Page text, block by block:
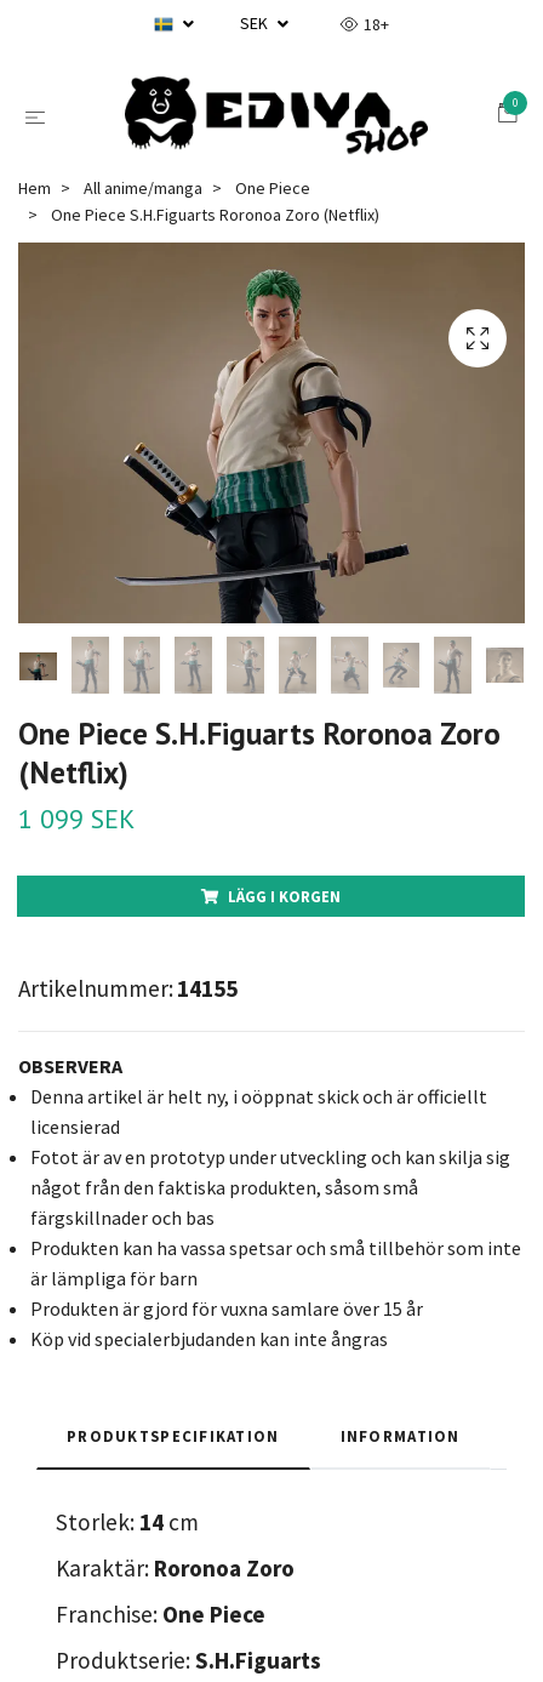
SEK 18+
0
Hem All anime/manga
One Piece
One Piece S.H.Figuarts Roronoa Zoro (Netflix)
One Piece S.H.Figuarts Roronoa Zoro
(Netflix)
1 099 SEK
LÄGG I KORGEN
Artikelnummer:14155
OBSERVERA
Denna artikel är helt ny, i oöppnat skick och är officiellt
licensierad
Fotot är av en prototyp under utveckling och kan skilja sig
något från den faktiska produkten, såsom små
färgskillnader och bas
Produkten kan ha vassa spetsar och små tillbehör som inte
är lämpliga för barn
Produkten är gjord för vuxna samlare över 15 år
Köp vid specialerbjudanden kan inte ångras
PRODUKTSPECIFIKATION INFORMATION
Storlek: 14 cm
Karaktär: Roronoa Zoro
Franchise: One Piece
Produktserie:S.H.Figuarts